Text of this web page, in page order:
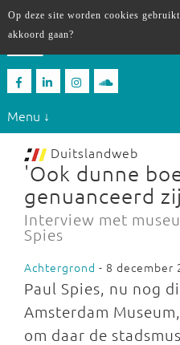
Menu ↓
Duitslandweb
'Ook dunne
genuanceerd
Interview met
Spies
Achtergrond - 8 december
Paul Spies, nu nog
Amsterdam
om daar de
Op deze site worden cookies
akkoord gaan?